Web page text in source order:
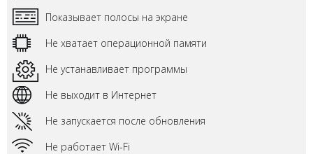
Показывает полосы на экране
Не хватает операционной памяти
Не устанавливает программы
Не выходит в Интернет
Не запускается после обновления
Не работает Wi-Fi